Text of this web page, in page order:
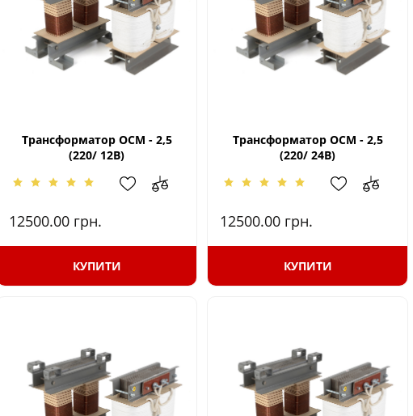
Трансформатор ОСМ - 2,5
(220/ 12В)
12500.00 грн.
КУПИТИ
Трансформатор ОСМ - 2,5
(220/ 24В)
12500.00 грн.
КУПИТИ